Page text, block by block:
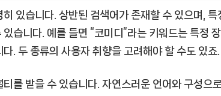
있습니다. 상반된 검색어가 존재할 수 있으며, 특
습니다. 예를 들면 “코미디”라는 키워드는 특정 장
. 두 종류의 사용자 취향을 고려해야 할 수도 있죠.
를 받을 수 있습니다. 자연스러운 언어와 구성으로